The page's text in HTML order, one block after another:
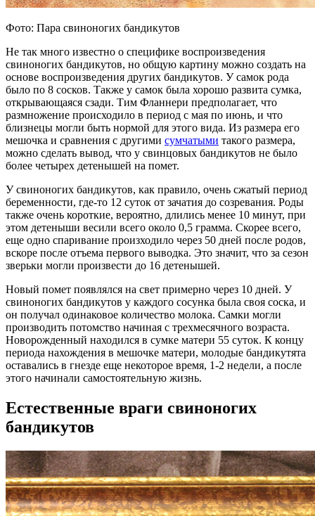
Фото: Пара свиноногих бандикутов
Не так много известно о специфике воспроизведения
свиноногих бандикутов, но общую картину можно создать на
основе воспроизведения других бандикутов. У самок рода
было по 8 сосков. Также у самок была хорошо развита сумка,
открывающаяся сзади. Тим Фланнери предполагает, что
размножение происходило в период с мая по июнь, и что
близнецы могли быть нормой для этого вида. Из размера его
мешочка и сравнения с другими сумчатыми такого размера,
можно сделать вывод, что у свинцовых бандикутов не было
более четырех детенышей на помет.
У свиноногих бандикутов, как правило, очень сжатый период
беременности, где-то 12 суток от зачатия до созревания. Роды
также очень короткие, вероятно, длились менее 10 минут, при
этом детеныши весили всего около 0,5 грамма. Скорее всего,
еще одно спаривание произходило через 50 дней после родов,
вскоре после отъема первого выводка. Это значит, что за сезон
зверьки могли произвести до 16 детенышей.
Новый помет появлялся на свет примерно через 10 дней. У
свиноногих бандикутов у каждого сосунка была своя соска, и
он получал одинаковое количество молока. Самки могли
производить потомство начиная с трехмесячного возраста.
Новорожденный находился в сумке матери 55 суток. К концу
периода нахождения в мешочке матери, молодые бандикутята
оставались в гнезде еще некоторое время, 1-2 недели, а после
этого начинали самостоятельную жизнь.
Естественные враги свиноногих
бандикутов